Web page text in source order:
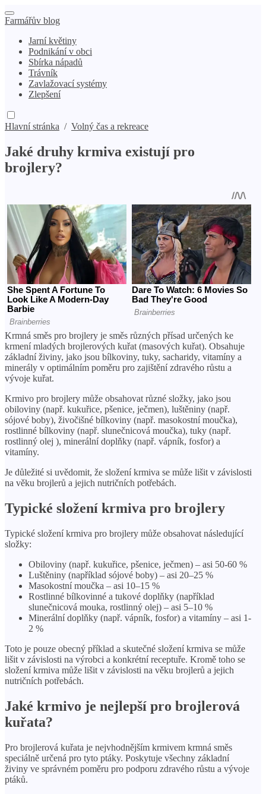
Farmářův blog
Jarní květiny
Podnikání v obci
Sbírka nápadů
Trávník
Zavlažovací systémy
Zlepšení
Hlavní stránka / Volný čas a rekreace
Jaké druhy krmiva existují pro
brojlery?
Krmná směs pro brojlery je směs různých přísad určených ke
krmení mladých brojlerových kuřat (masových kuřat). Obsahuje
základní živiny, jako jsou bílkoviny, tuky, sacharidy, vitamíny a
minerály v optimálním poměru pro zajištění zdravého růstu a
vývoje kuřat.
Krmivo pro brojlery může obsahovat různé složky, jako jsou
obiloviny (např. kukuřice, pšenice, ječmen), luštěniny (např.
sójové boby), živočišné bílkoviny (např. masokostní moučka),
rostlinné bílkoviny (např. slunečnicová moučka), tuky (např.
rostlinný olej ), minerální doplňky (např. vápník, fosfor) a
vitamíny.
Je důležité si uvědomit, že složení krmiva se může lišit v závislosti
na věku brojlerů a jejich nutričních potřebách.
Typické složení krmiva pro brojlery
Typické složení krmiva pro brojlery může obsahovat následující
složky:
Obiloviny (např. kukuřice, pšenice, ječmen) – asi 50-60 %
Luštěniny (například sójové boby) – asi 20–25 %
Masokostní moučka – asi 10–15 %
Rostlinné bílkovinné a tukové doplňky (například
slunečnicová mouka, rostlinný olej) – asi 5–10 %
Minerální doplňky (např. vápník, fosfor) a vitamíny – asi 1-
2 %
Toto je pouze obecný příklad a skutečné složení krmiva se může
lišit v závislosti na výrobci a konkrétní receptuře. Kromě toho se
složení krmiva může lišit v závislosti na věku brojlerů a jejich
nutričních potřebách.
Jaké krmivo je nejlepší pro brojlerová
kuřata?
Pro brojlerová kuřata je nejvhodnějším krmivem krmná směs
speciálně určená pro tyto ptáky. Poskytuje všechny základní
živiny ve správném poměru pro podporu zdravého růstu a vývoje
ptáků.